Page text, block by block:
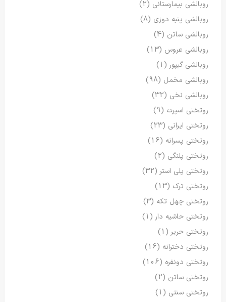
روبالشی بیمارستانی (2)
روبالشی پنبه دوزی (8)
روبالشی ساتن (4)
روبالشی عروس (13)
روبالشی گیپور (1)
روبالشی مخمل (98)
روبالشی نخی (32)
روتختی اسپرت (9)
روتختی ایرانی (23)
روتختی پسرانه (16)
روتختی پلنگی (2)
روتختی پلی استر (32)
روتختی ترک (13)
روتختی چهل تکه (3)
روتختی حاشیه دار (1)
روتختی حریر (1)
روتختی دخترانه (16)
روتختی دونفره (106)
روتختی ساتن (2)
روتختی سنتی (1)